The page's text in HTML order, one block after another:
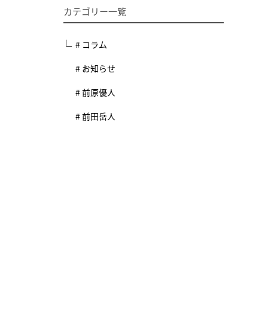
カテゴリー一覧
# コラム
# お知らせ
# 前原優人
# 前田岳人